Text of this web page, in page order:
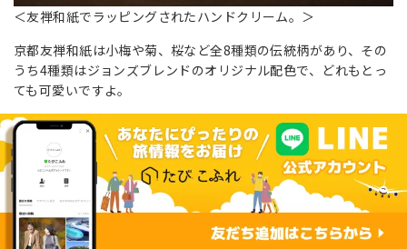
＜友禅和紙でラッピングされたハンドクリーム。＞
京都友禅和紙は小梅や菊、桜など全8種類の伝統柄があり、その
うち4種類はジョンズブレンドのオリジナル配色で、どれもとっ
ても可愛いですよ。